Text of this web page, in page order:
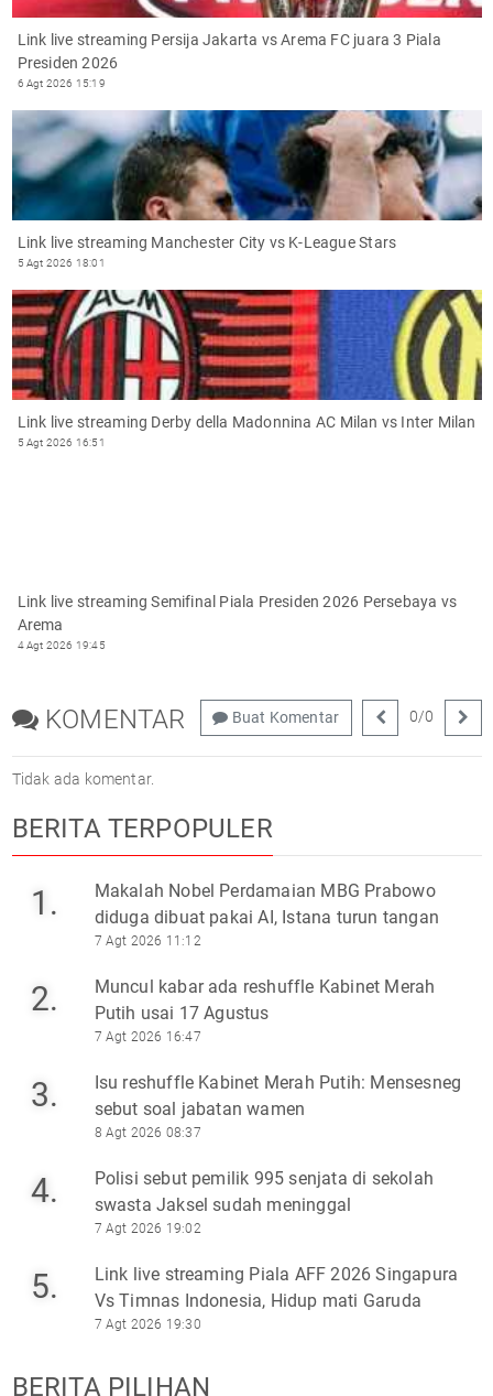
Link live streaming Persija Jakarta vs Arema FC juara 3 Piala
Presiden 2026
6 Agt 2026 15:19
Link live streaming Manchester City vs K-League Stars
5 Agt 2026 18:01
Link live streaming Derby della Madonnina AC Milan vs Inter Milan
5 Agt 2026 16:51
Link live streaming Semifinal Piala Presiden 2026 Persebaya vs
Arema
4 Agt 2026 19:45
KOMENTAR Buat Komentar 0/0
Tidak ada komentar.
BERITA TERPOPULER
1.
Makalah Nobel Perdamaian MBG Prabowo
diduga dibuat pakai AI, Istana turun tangan
7 Agt 2026 11:12
2.
Muncul kabar ada reshuffle Kabinet Merah
Putih usai 17 Agustus
7 Agt 2026 16:47
3.
Isu reshuffle Kabinet Merah Putih: Mensesneg
sebut soal jabatan wamen
8 Agt 2026 08:37
4.
Polisi sebut pemilik 995 senjata di sekolah
swasta Jaksel sudah meninggal
7 Agt 2026 19:02
5.
Link live streaming Piala AFF 2026 Singapura
Vs Timnas Indonesia, Hidup mati Garuda
7 Agt 2026 19:30
BERITA PILIHAN